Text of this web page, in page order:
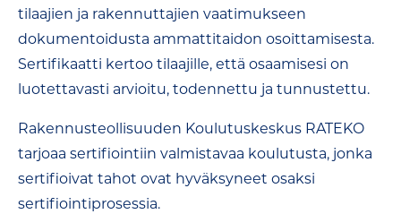
tilaajien ja rakennuttajien vaatimukseen
dokumentoidusta ammattitaidon osoittamisesta.
Sertifikaatti kertoo tilaajille, että osaamisesi on
luotettavasti arvioitu, todennettu ja tunnustettu.
Rakennusteollisuuden Koulutuskeskus RATEKO
tarjoaa sertifiointiin valmistavaa koulutusta, jonka
sertifioivat tahot ovat hyväksyneet osaksi
sertifiointiprosessia.